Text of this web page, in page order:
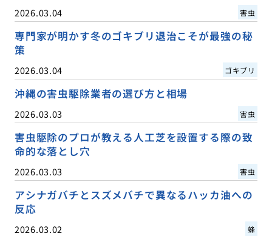
2026.03.04 害虫
専門家が明かす冬のゴキブリ退治こそが最強の秘
策
2026.03.04 ゴキブリ
沖縄の害虫駆除業者の選び方と相場
2026.03.03 害虫
害虫駆除のプロが教える人工芝を設置する際の致
命的な落とし穴
2026.03.03 害虫
アシナガバチとスズメバチで異なるハッカ油への
反応
2026.03.02 蜂